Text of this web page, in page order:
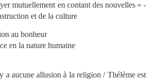
mutuellement en contant des nouvelles » -
et de la culture
au bonheur
en la nature humaine
a aucune allusion à la religion / Thélème est